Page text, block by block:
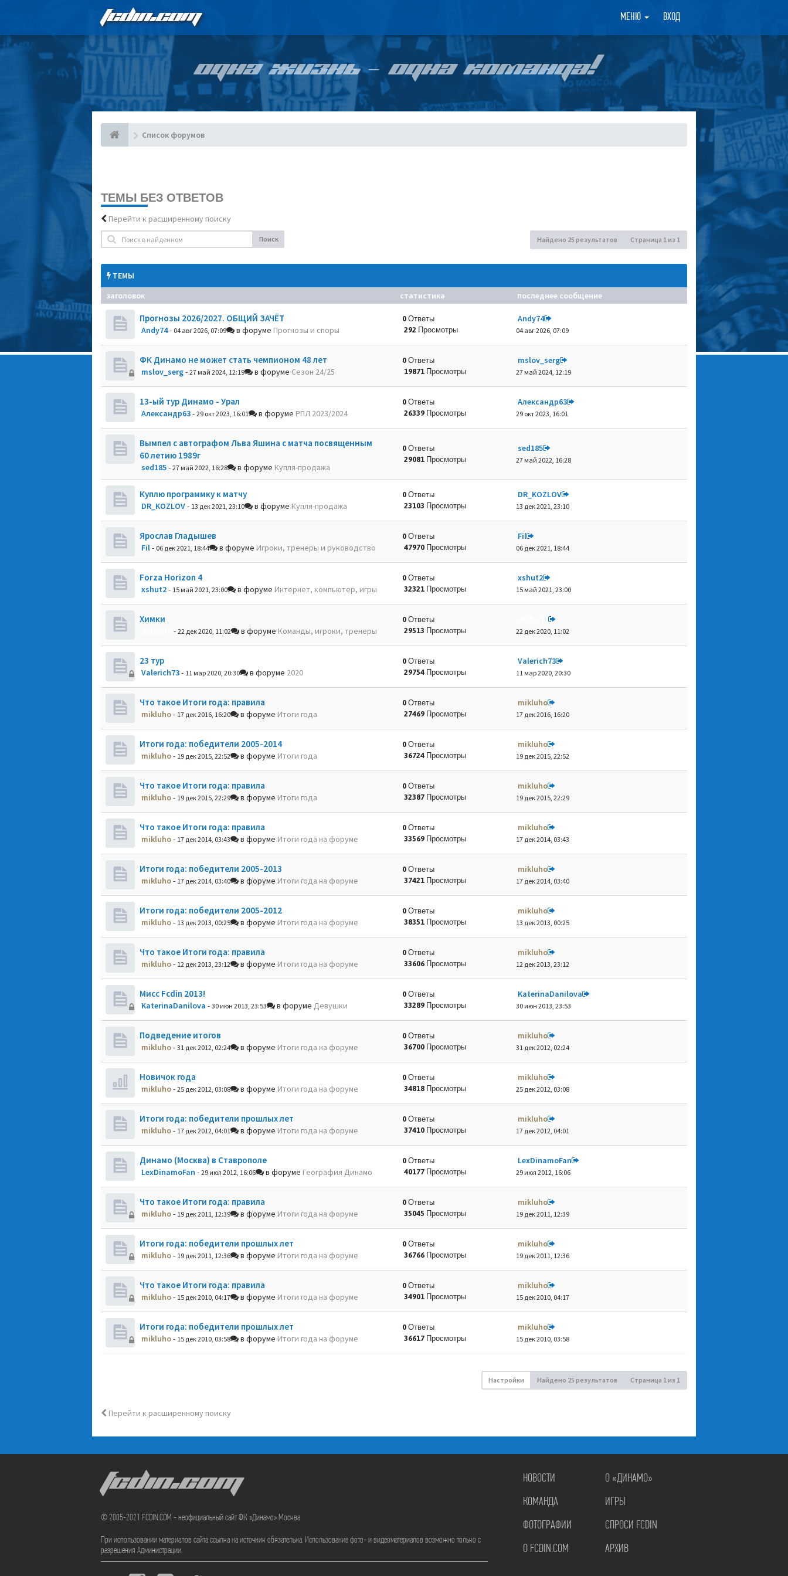
FCDIN.COM МЕНЮ ВХОД ×
ОДНА ЖИЗНЬ – ОДНА КОМАНДА!
Список форумов
ТЕМЫ БЕЗ ОТВЕТОВ
Перейти к расширенному поиску
Поиск Найдено 25 результатов Страница 1из 1
ТЕМЫ
заголовок
статистика последнее сообщение
Прогнозы 2026/2027. ОБЩИЙ ЗАЧЁТ
Andy74- 04 авг 2026, 07:09 в форуме Прогнозы и споры
0 Ответы
292 Просмотры
Andy74
04 авг 2026, 07:09
ФК Динамо не может стать чемпионом 48 лет
mslov_serg- 27 май 2024, 12:19 в форуме Сезон 24/25
0 Ответы
19871 Просмотры
mslov_serg
27 май 2024, 12:19
13-ый тур Динамо - Урал
Александр63- 29 окт 2023, 16:01 в форуме РПЛ 2023/2024
0 Ответы
26339 Просмотры
Александр63
29 окт 2023, 16:01
Вымпел с автографом Льва Яшина с матча посвященным
60 летию 1989г
sed185- 27 май 2022, 16:28 в форуме Купля-продажа
0 Ответы
29081 Просмотры
sed185
27 май 2022, 16:28
Куплю программку к матчу
DR_KOZLOV- 13 дек 2021, 23:10 в форуме Купля-продажа
0 Ответы
23103 Просмотры
DR_KOZLOV
13 дек 2021, 23:10
Ярослав Гладышев
Fil- 06 дек 2021, 18:44 в форуме Игроки, тренеры и руководство
0 Ответы
47970 Просмотры
Fil
06 дек 2021, 18:44
Forza Horizon 4
xshut2- 15 май 2021, 23:00 в форуме Интернет, компьютер, игры
0 Ответы
32321 Просмотры
xshut2
15 май 2021, 23:00
Химки
- 22 дек 2020, 11:02 в форуме Команды, игроки, тренеры
0 Ответы
29513 Просмотры
22 дек 2020, 11:02
23 тур
Valerich73- 11 мар 2020, 20:30 в форуме 2020
0 Ответы
29754 Просмотры
Valerich73
11 мар 2020, 20:30
Что такое Итоги года: правила
mikluho- 17 дек 2016, 16:20 в форуме Итоги года
0 Ответы
27469 Просмотры
mikluho
17 дек 2016, 16:20
Итоги года: победители 2005-2014
mikluho- 19 дек 2015, 22:52 в форуме Итоги года
0 Ответы
36724 Просмотры
mikluho
19 дек 2015, 22:52
Что такое Итоги года: правила
mikluho- 19 дек 2015, 22:29 в форуме Итоги года
0 Ответы
32387 Просмотры
mikluho
19 дек 2015, 22:29
Что такое Итоги года: правила
mikluho- 17 дек 2014, 03:43 в форуме Итоги года на форуме
0 Ответы
33569 Просмотры
mikluho
17 дек 2014, 03:43
Итоги года: победители 2005-2013
mikluho- 17 дек 2014, 03:40 в форуме Итоги года на форуме
0 Ответы
37421 Просмотры
mikluho
17 дек 2014, 03:40
Итоги года: победители 2005-2012
mikluho- 13 дек 2013, 00:25 в форуме Итоги года на форуме
0 Ответы
38351 Просмотры
mikluho
13 дек 2013, 00:25
Что такое Итоги года: правила
mikluho- 12 дек 2013, 23:12 в форуме Итоги года на форуме
0 Ответы
33606 Просмотры
mikluho
12 дек 2013, 23:12
Мисс Fcdin 2013!
KaterinaDanilova - 30 июн 2013, 23:53 в форуме Девушки
0 Ответы
33289 Просмотры
KaterinaDanilova
30 июн 2013, 23:53
Подведение итогов
mikluho- 31 дек 2012, 02:24 в форуме Итоги года на форуме
0 Ответы
36700 Просмотры
mikluho
31 дек 2012, 02:24
Новичок года
mikluho- 25 дек 2012, 03:08 в форуме Итоги года на форуме
0 Ответы
34818 Просмотры
mikluho
25 дек 2012, 03:08
Итоги года: победители прошлых лет
mikluho- 17 дек 2012, 04:01 в форуме Итоги года на форуме
0 Ответы
37410 Просмотры
mikluho
17 дек 2012, 04:01
Динамо (Москва) в Ставрополе
LexDinamoFan - 29 июл 2012, 16:06 в форуме География Динамо
0 Ответы
40177 Просмотры
LexDinamoFan
29 июл 2012, 16:06
Что такое Итоги года: правила
mikluho- 19 дек 2011, 12:39 в форуме Итоги года на форуме
0 Ответы
35045 Просмотры
mikluho
19 дек 2011, 12:39
Итоги года: победители прошлых лет
mikluho- 19 дек 2011, 12:36 в форуме Итоги года на форуме
0 Ответы
36766 Просмотры
mikluho
19 дек 2011, 12:36
Что такое Итоги года: правила
mikluho- 15 дек 2010, 04:17 в форуме Итоги года на форуме
0 Ответы
34901 Просмотры
mikluho
15 дек 2010, 04:17
Итоги года: победители прошлых лет
mikluho- 15 дек 2010, 03:58 в форуме Итоги года на форуме
0 Ответы
36617 Просмотры
mikluho
15 дек 2010, 03:58
Настройки Найдено 25 результатов Страница 1из 1
Перейти к расширенному поиску
FCDIN.COM
© 2005-2021 FCDIN.COM - неофициальный сайт ФК «Динамо» Москва
При использовании материалов сайта ссылка на источник обязательна. Использование фото- и видеоматериалов возможно только с
разрешения Администрации.
НОВОСТИ
О «ДИНАМО»
КОМАНДА
ИГРЫ
ФОТОГРАФИИ
СПРОСИ FCDIN
О FCDIN.COM
АРХИВ